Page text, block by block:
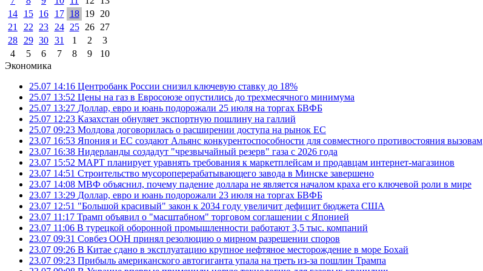
14
15 16 17 18 19
20
21
22 23 24 25 26
27
28
29 30 31 1 2
3
4
5 6 7 8 9
10
Экономика
25.07 14:16 Центробанк России снизил ключевую ставку до 18%
25.07 13:52 Цены на газ в Евросоюзе опустились до трехмесячного минимума
25.07 13:27 Доллар, евро и юань подорожали 25 июля на торгах БВФБ
25.07 12:23 Казахстан обнуляет экспортную пошлину на галлий
25.07 09:23 Молдова договорилась о расширении доступа на рынок ЕС
23.07 16:53 Япония и ЕС создают Альянс конкурентоспособности для совместного противостояния вызовам
23.07 16:38 Нидерланды создадут "чрезвычайный резерв" газа с 2026 года
23.07 15:52 МАРТ планирует уравнять требования к маркетплейсам и продавцам интернет-магазинов
23.07 14:51 Строительство мусороперерабатывающего завода в Минске завершено
23.07 14:08 МВФ объяснил, почему падение доллара не является началом краха его ключевой роли в мире
23.07 13:29 Доллар, евро и юань подорожали 23 июля на торгах БВФБ
23.07 12:51 "Большой красивый" закон к 2034 году увеличит дефицит бюджета США
23.07 11:17 Трамп объявил о "масштабном" торговом соглашении с Японией
23.07 11:06 В турецкой оборонной промышленности работают 3,5 тыс. компаний
23.07 09:31 Совбез ООН принял резолюцию о мирном разрешении споров
23.07 09:26 В Китае сдано в эксплуатацию крупное нефтяное месторождение в море Бохай
23.07 09:23 Прибыль американского автогиганта упала на треть из-за пошлин Трампа